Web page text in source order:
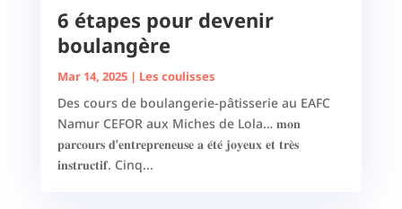
6 étapes pour devenir
boulangère
Mar 14, 2025| Les coulisses
Des cours de boulangerie-pâtisserie au EAFC
Namur CEFOR aux Miches de Lola… 𝐦𝐨𝐧
𝐩𝐚𝐫𝐜𝐨𝐮𝐫𝐬 𝐝’𝐞𝐧𝐭𝐫𝐞𝐩𝐫𝐞𝐧𝐞𝐮𝐬𝐞 𝐚 𝐞́𝐭𝐞́ 𝐣𝐨𝐲𝐞𝐮𝐱 𝐞𝐭 𝐭𝐫𝐞̀𝐬
𝐢𝐧𝐬𝐭𝐫𝐮𝐜𝐭𝐢𝐟. Cinq...